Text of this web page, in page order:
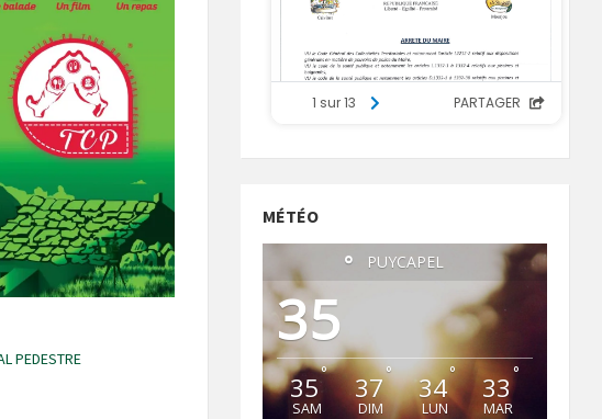
PEDESTRE
MÉTÉO
PUYCAPEL
35
°
35°
SAM
37°
DIM
34°
LUN
33°
MAR